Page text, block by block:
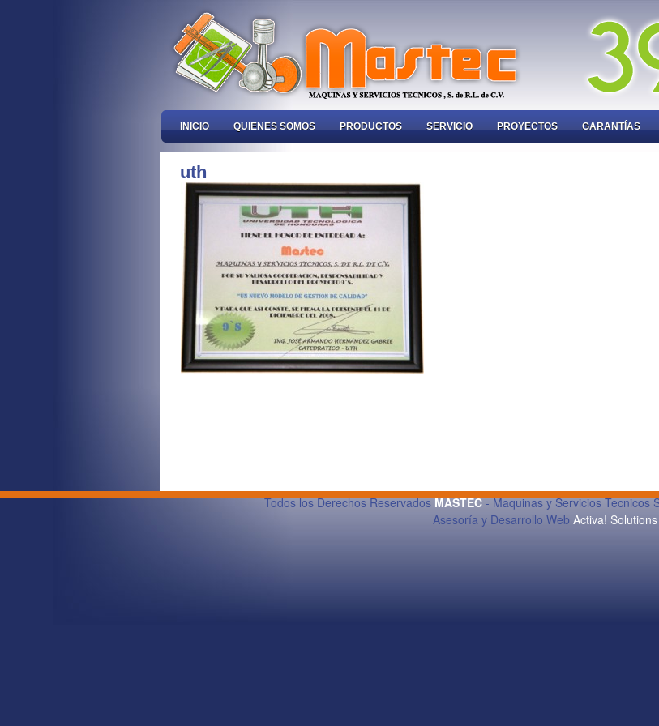
INICIO QUIENES SOMOS PRODUCTOS SERVICIO PROYECTOS GARANTÍAS
uth
Todos los Derechos ReservadosMASTEC- Maquinas y Servicios Tecnicos
Asesoría y Desarrollo Web Activa! Solutions